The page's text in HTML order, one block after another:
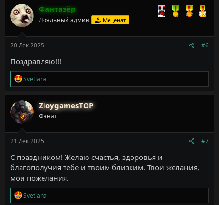
к
ц
и
и
Фантазёр
Лояльный админ Меценат
20 Дек 2025 #6
Поздравляю!!!
Р
е
а
к
ц
и
и
Svetlana
ZloygamesTOP
Фанат
21 Дек 2025 #7
С праздником! Желаю счастья, здоровья и
благополучия тебе и твоим близким. Твои желания,
мои пожелания.
Р
е
Svetlana